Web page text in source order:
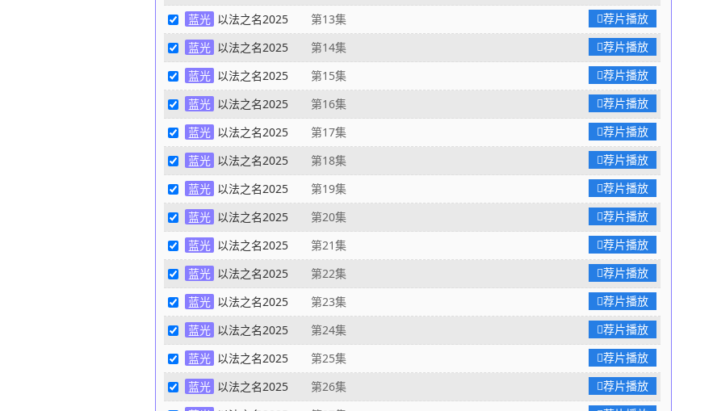
蓝光 以法之名2025 第13集
荐片播放
蓝光 以法之名2025 第14集
荐片播放
蓝光 以法之名2025 第15集
荐片播放
蓝光 以法之名2025 第16集
荐片播放
蓝光 以法之名2025 第17集
荐片播放
蓝光 以法之名2025 第18集
荐片播放
蓝光 以法之名2025 第19集
荐片播放
蓝光 以法之名2025 第20集
荐片播放
蓝光 以法之名2025 第21集
荐片播放
蓝光 以法之名2025 第22集
荐片播放
蓝光 以法之名2025 第23集
荐片播放
蓝光 以法之名2025 第24集
荐片播放
蓝光 以法之名2025 第25集
荐片播放
蓝光 以法之名2025 第26集
荐片播放